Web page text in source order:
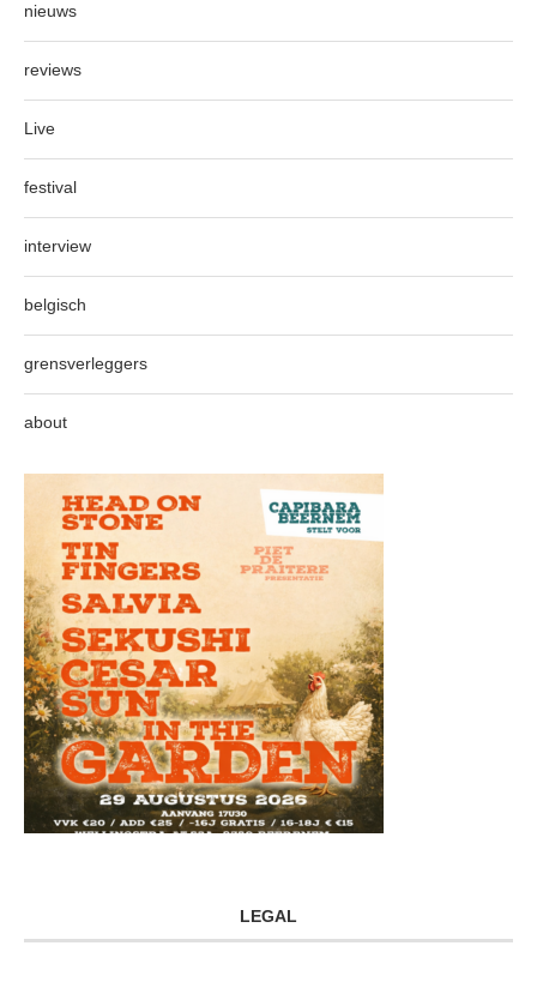
nieuws
reviews
Live
festival
interview
belgisch
grensverleggers
about
LEGAL